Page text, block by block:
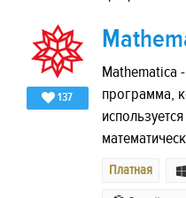
137
Mathematica
программа,
Платная